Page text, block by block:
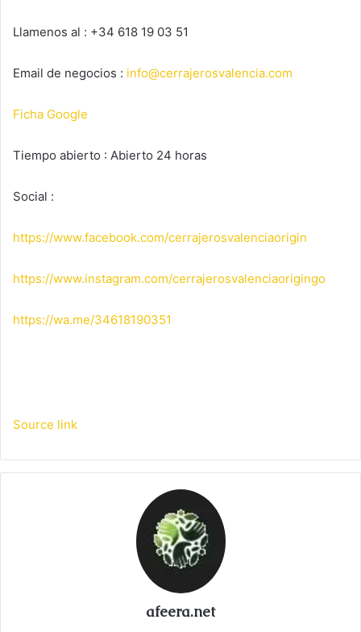
Llamenos al : +34 618 19 03 51
Email de negocios : info@cerrajerosvalencia.com
Ficha Google
Tiempo abierto : Abierto 24 horas
Social :
https://www.facebook.com/cerrajerosvalenciaorigin
https://www.instagram.com/cerrajerosvalenciaorigingo
https://wa.me/34618190351
Source link
afeera.net